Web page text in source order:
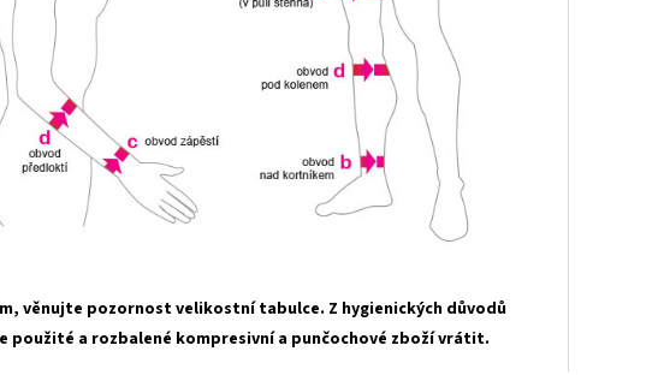
věnujte pozornost velikostní tabulce. Z hygienických důvodů
použité a rozbalené kompresivní a punčochové zboží vrátit.
Přihlaste se k našemu newsletteru a
sleva 100 Kč na první nákup
*Platí pro všechny objednávky nad 599 Kč
Přihlásit se a získat slevu